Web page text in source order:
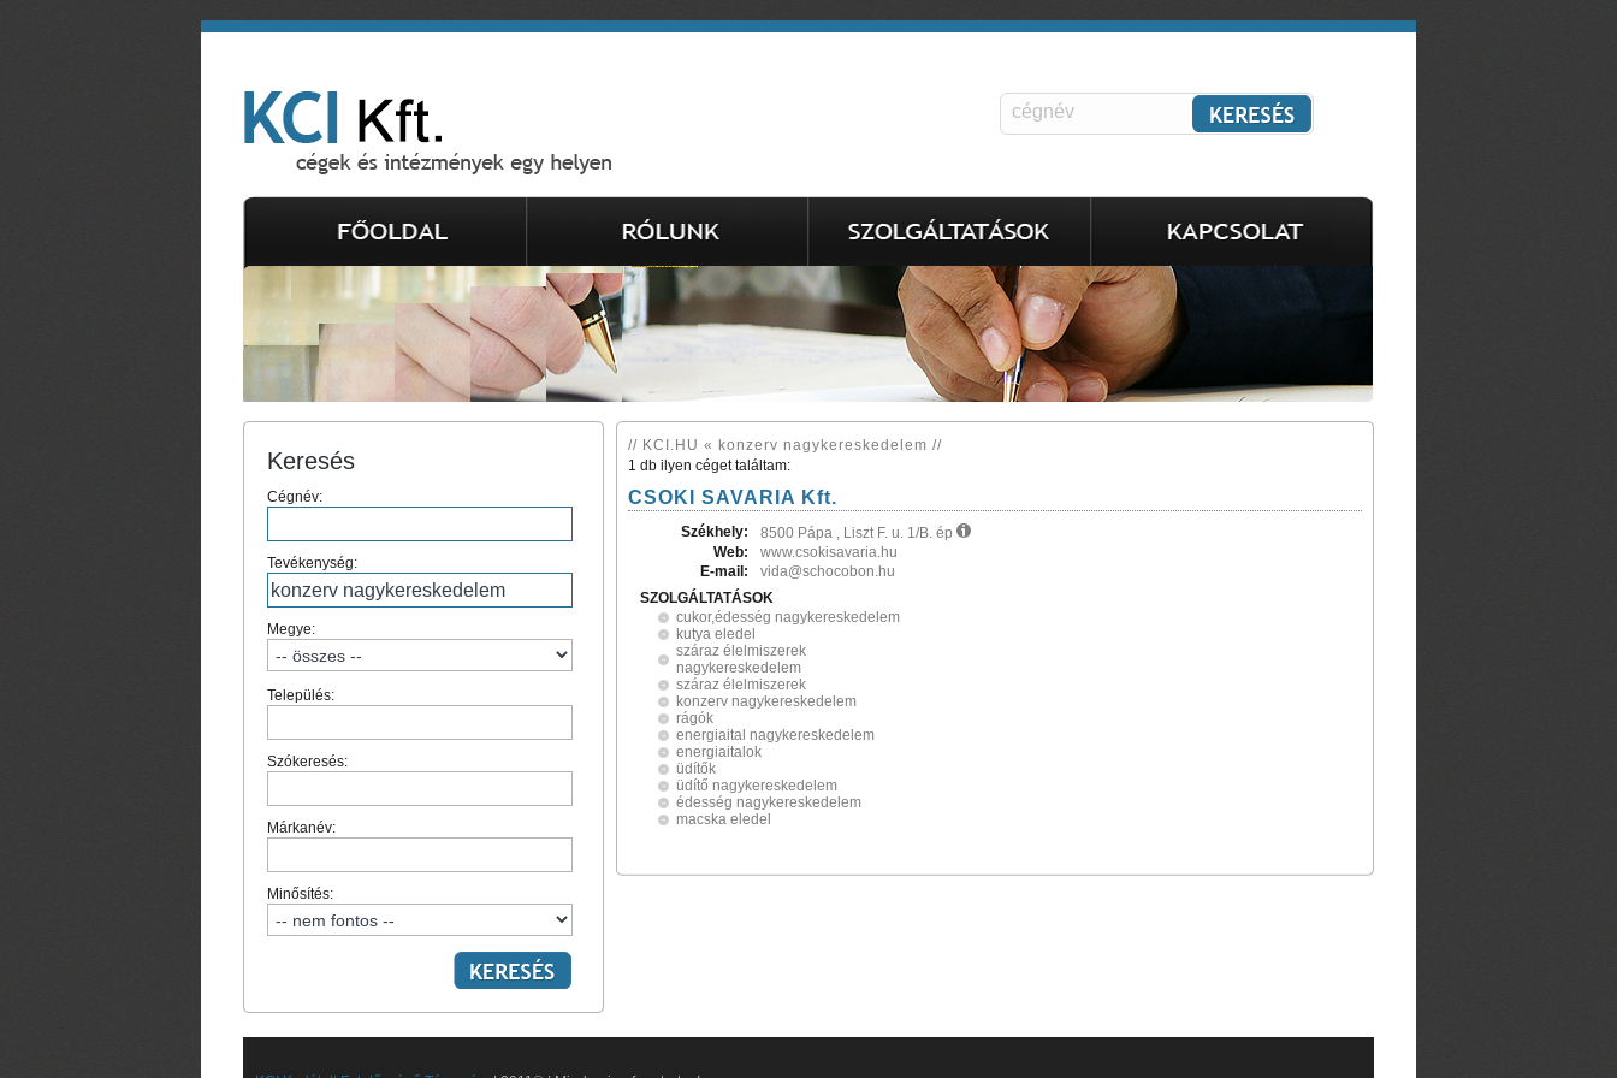
Keresés
Cégnév:
Tevékenység:
Megye:
Település:
Szókeresés:
Márkanév:
Minősítés:
// KCI.HU « konzerv nagykereskedelem //
1 db ilyen céget találtam:
CSOKI SAVARIA Kft.
Székhely:
8500 Pápa , Liszt F. u. 1/B. ép
Web:
www.csokisavaria.hu
E-mail:
vida@schocobon.hu
SZOLGÁLTATÁSOK
cukor,édesség nagykereskedelem
kutya eledel
száraz élelmiszerek
nagykereskedelem
száraz élelmiszerek
konzerv nagykereskedelem
rágók
energiaital nagykereskedelem
energiaitalok
üdítők
üdítő nagykereskedelem
édesség nagykereskedelem
macska eledel